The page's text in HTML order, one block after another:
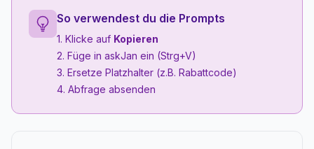
So verwendest du die Prompts
1. Klicke auf Kopieren
2. Füge in askJan ein (Strg+V)
3. Ersetze Platzhalter (z.B. Rabattcode)
4. Abfrage absenden